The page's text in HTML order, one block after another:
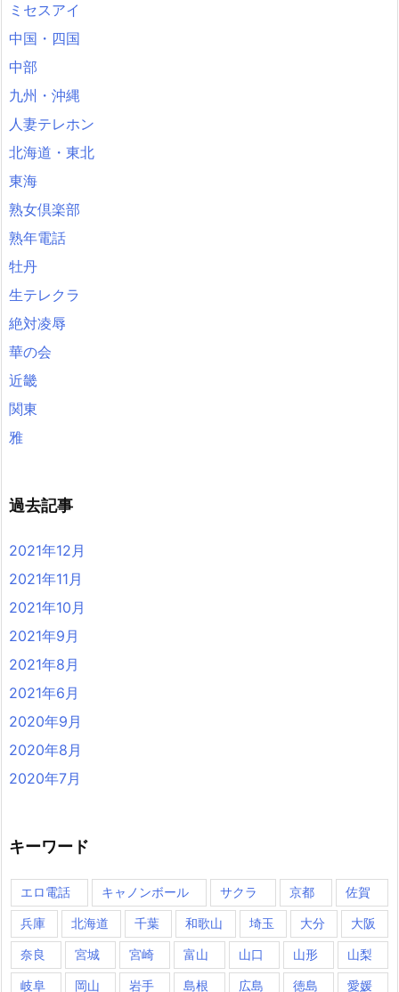
ミセスアイ
中国・四国
中部
九州・沖縄
人妻テレホン
北海道・東北
東海
熟女倶楽部
熟年電話
牡丹
生テレクラ
絶対凌辱
華の会
近畿
関東
雅
過去記事
2021年12月
2021年11月
2021年10月
2021年9月
2021年8月
2021年6月
2020年9月
2020年8月
2020年7月
キーワード
エロ電話 キャノンボール サクラ 京都 佐賀
兵庫 北海道 千葉 和歌山 埼玉 大分 大阪
奈良 宮城 宮崎 富山 山口 山形 山梨
岐阜 岡山 岩手 島根 広島 徳島 愛媛